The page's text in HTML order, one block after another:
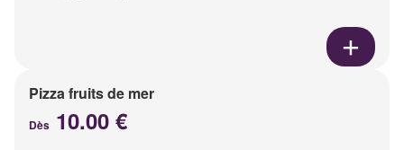
Pizza fruits de mer
Dès 10.00 €